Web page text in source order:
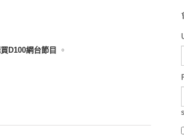
D100網台節目 。